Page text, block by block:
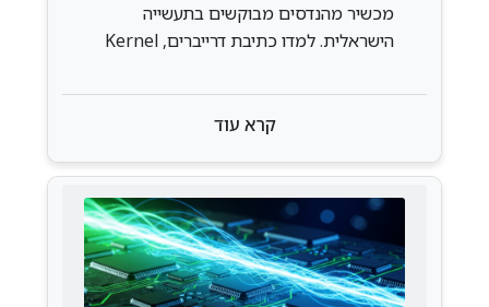
מכשיר מהנדסים מבוקשים בתעשייה
הישראלית. למדו כתיבת דרייברים, Kernel
בחברות המובילות בשוק.
קרא עוד